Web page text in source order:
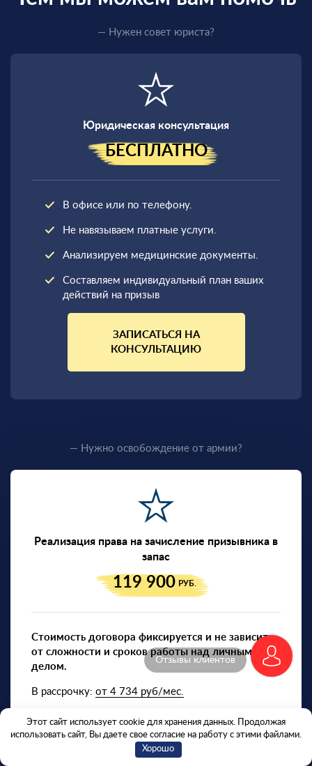
— Нужен совет юриста?
Юридическая консультация
БЕСПЛАТНО
В офисе или по телефону.
Не навязываем платные услуги.
Анализируем медицинские документы.
Составляем индивидуальный план ваших
действий на призыв
ЗАПИСАТЬСЯ НА
КОНСУЛЬТАЦИЮ
— Нужно освобождение от армии?
Реализация права на зачисление призывника в
запас
119 900 РУБ.
Стоимость договора фиксируется и не зависит
от сложности и сроков работы над личным
делом.
В рассрочку: от 4 734 руб/мес.
Отзывы клиентов
Этот сайт использует cookie для хранения данных. Продолжая
использовать сайт, Вы даете свое согласие на работу с этими файлами.
Хорошо